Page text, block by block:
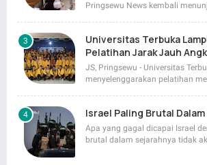
Pringsewu News kembali
Universitas Terbuka
Pelatihan Jarak Jauh
JS, Pringsewu - Universitas
menyelenggarakan pelatihan
Israel Paling Brutal
Apa yang gagal dicapai Israel
brutal dalam sejarahnya tidak